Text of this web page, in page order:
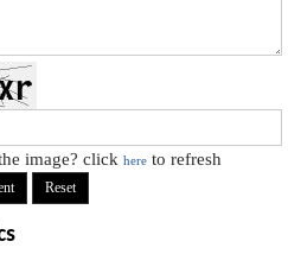
image? clickhere to refresh